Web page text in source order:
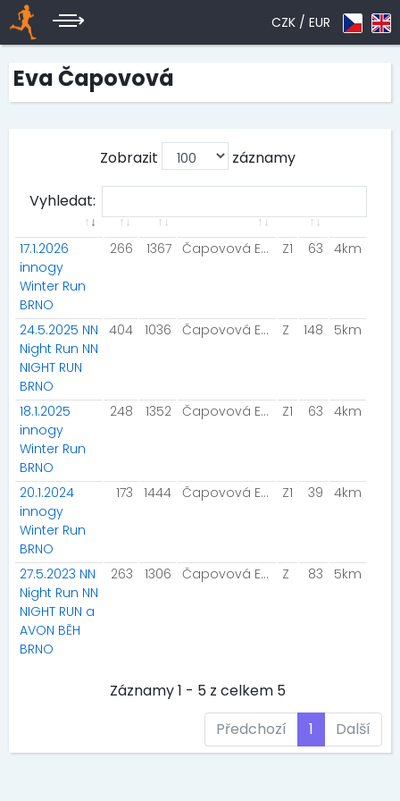
CZK / EUR
Eva Čapovová
Zobrazit záznamy
Vyhledat:
17.1.2026
innogy
Winter Run
BRNO
266 1367 Čapovová Eva Z1 63 4km
24.5.2025 NN
Night Run NN
NIGHT RUN
BRNO
404 1036 Čapovová Eva Z 148 5km
18.1.2025
innogy
Winter Run
BRNO
248 1352 Čapovová Eva Z1 63 4km
20.1.2024
innogy
Winter Run
BRNO
173 1444 Čapovová Eva Z1 39 4km
27.5.2023 NN
Night Run NN
NIGHT RUN a
AVON BĚH
BRNO
263 1306 Čapovová Eva Z 83 5km
Záznamy 1 - 5 z celkem 5
Předchozí
1 Další